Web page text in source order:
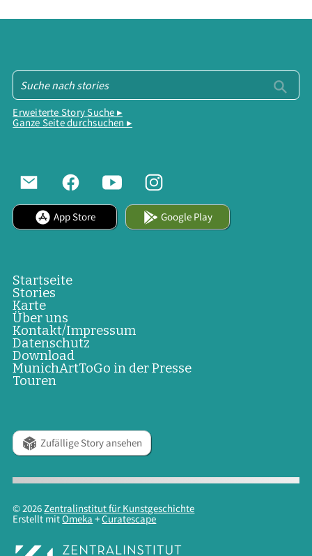
Erweiterte Story Suche ▸
Ganze Seite durchsuchen ▸
App Store Google Play
Startseite
Stories
Karte
Über uns
Kontakt/Impressum
Datenschutz
Download
MunichArtToGo in der Presse
Touren
Zufällige Story ansehen
© 2026 Zentralinstitut für Kunstgeschichte
Erstellt mitOmeka +Curatescape